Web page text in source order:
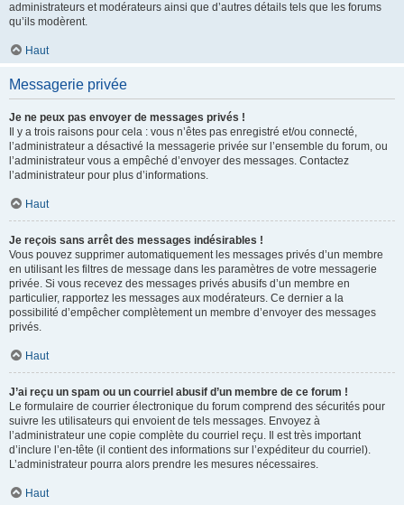
administrateurs et modérateurs ainsi que d’autres détails tels que les forums
qu’ils modèrent.
Haut
Messagerie privée
Je ne peux pas envoyer de messages privés !
Il y a trois raisons pour cela : vous n’êtes pas enregistré et/ou connecté,
l’administrateur a désactivé la messagerie privée sur l’ensemble du forum, ou
l’administrateur vous a empêché d’envoyer des messages. Contactez
l’administrateur pour plus d’informations.
Haut
Je reçois sans arrêt des messages indésirables !
Vous pouvez supprimer automatiquement les messages privés d’un membre
en utilisant les filtres de message dans les paramètres de votre messagerie
privée. Si vous recevez des messages privés abusifs d’un membre en
particulier, rapportez les messages aux modérateurs. Ce dernier a la
possibilité d’empêcher complètement un membre d’envoyer des messages
privés.
Haut
J’ai reçu un spam ou un courriel abusif d’un membre de ce forum !
Le formulaire de courrier électronique du forum comprend des sécurités pour
suivre les utilisateurs qui envoient de tels messages. Envoyez à
l’administrateur une copie complète du courriel reçu. Il est très important
d’inclure l’en-tête (il contient des informations sur l’expéditeur du courriel).
L’administrateur pourra alors prendre les mesures nécessaires.
Haut